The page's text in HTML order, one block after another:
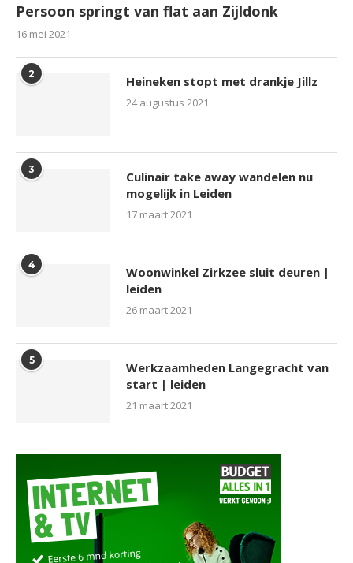
Persoon springt van flat aan Zijldonk
16 mei 2021
2 Heineken stopt met drankje Jillz
24 augustus 2021
3
Culinair take away wandelen nu
mogelijk in Leiden
17 maart 2021
4
Woonwinkel Zirkzee sluit deuren |
leiden
26 maart 2021
5
Werkzaamheden Langegracht van
start | leiden
21 maart 2021